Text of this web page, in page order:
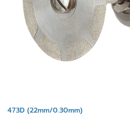
473D (22mm/0.30mm)